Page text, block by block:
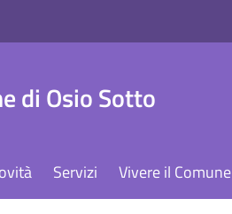
di Osio Sotto
Servizi Vivere il Comune